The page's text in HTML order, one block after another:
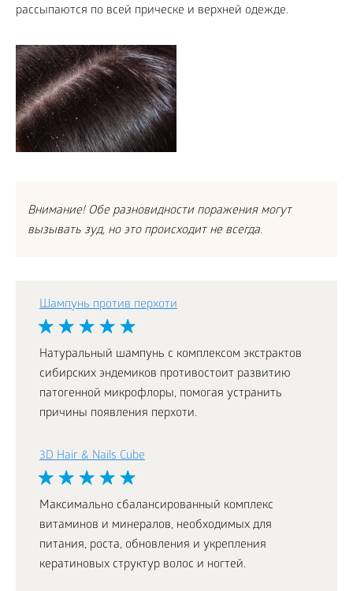
рассыпаются по всей прическе и верхней одежде.
Внимание! Обе разновидности поражения могут
вызывать зуд, но это происходит не всегда.
Шампунь против перхоти
Натуральный шампунь с комплексом экстрактов
сибирских эндемиков противостоит развитию
патогенной микрофлоры, помогая устранить
причины появления перхоти.
3D Hair & Nails Cube
Максимально сбалансированный комплекс
витаминов и минералов, необходимых для
питания, роста, обновления и укрепления
кератиновых структур волос и ногтей.